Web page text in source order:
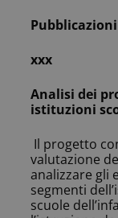
xxx
Analisi dei
istituzioni
Il progetto
valutazione
analizzare gli
segmenti
scuole